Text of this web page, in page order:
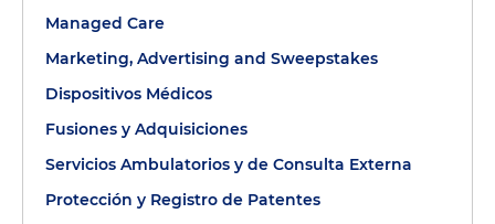
Managed Care
Marketing, Advertising and Sweepstakes
Dispositivos Médicos
Fusiones y Adquisiciones
Servicios Ambulatorios y de Consulta Externa
Protección y Registro de Patentes